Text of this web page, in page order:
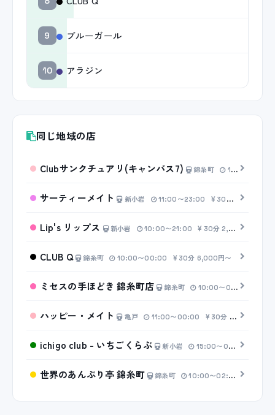
9 ブルーガール
10 アラジン
同じ地域の店
Clubサンクチュアリ(キャンパス7) 錦糸町 11:00〜17:00
サーティーメイト 新小岩 11:00〜23:00 30分 5,000円〜
Lip's リップス 新小岩 10:00〜21:00 30分 2,000円〜
CLUB Q 錦糸町 10:00〜00:00 30分 6,000円〜
ミセスの手ほどき 錦糸町店 錦糸町 10:00〜00:00
ハッピー・メイト 亀戸 11:00〜00:00 30分 4,500円〜
ichigo club - いちごくらぶ 新小岩 15:00〜00:00
世界のあんぷり亭 錦糸町 錦糸町 10:00〜02:00